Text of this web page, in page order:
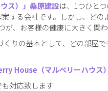
ス）」桑原建設は、1つひと
する会社です。しかし、ど
、お客様の健康に大きく関
りの基本として、どの部屋
House（マルベリーハウス）
対応致します